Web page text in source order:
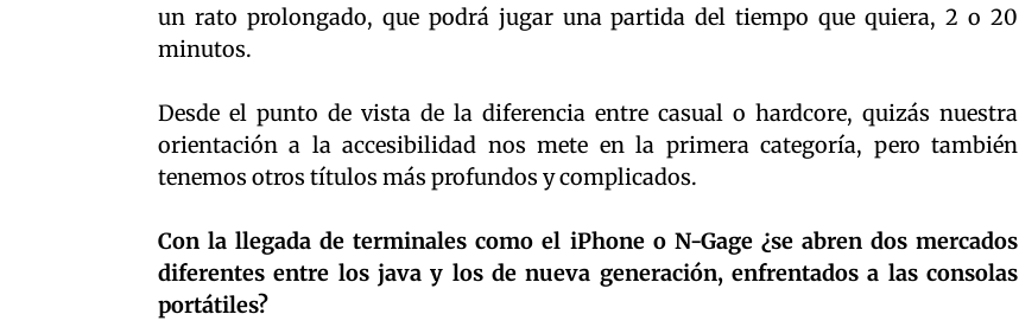
un rato prolongado, que podrá jugar una partida del tiempo que quiera, 2 o 20
minutos.
Desde el punto de vista de la diferencia entre casual o hardcore, quizás nuestra
orientación a la accesibilidad nos mete en la primera categoría, pero también
tenemos otros títulos más profundos y complicados.
Con la llegada de terminales como el iPhone o N-Gage ¿se abren dos mercados
diferentes entre los java y los de nueva generación, enfrentados a las consolas
portátiles?